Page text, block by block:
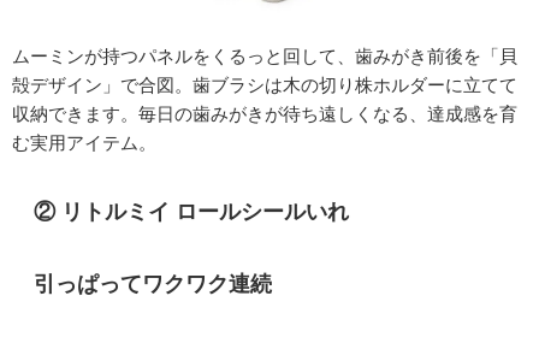
ムーミンが持つパネルをくるっと回して、歯みがき前後を「貝
殻デザイン」で合図。歯ブラシは木の切り株ホルダーに立てて
収納できます。毎日の歯みがきが待ち遠しくなる、達成感を育
む実用アイテム。
② リトルミイ ロールシールいれ
引っぱってワクワク連続